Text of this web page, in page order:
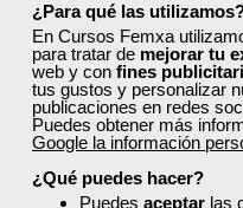
¿Para qué las
En Cursos Femxa
para tratar de mejorar tu
web y con fines
tus gustos y personalizar
publicaciones en redes
Puedes obtener más
Google la información
¿Qué puedes hacer?
Puedes aceptar las
ONLINE